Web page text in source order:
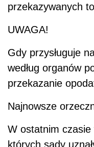
przekazywanych
UWAGA!
Gdy przysługuje
według organów
przekazanie
Najnowsze
W ostatnim
których sądy